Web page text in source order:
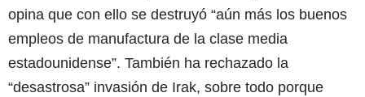
opina que con ello se destruyó “aún más los buenos
empleos de manufactura de la clase media
estadounidense”. También ha rechazado la
“desastrosa” invasión de Irak, sobre todo porque